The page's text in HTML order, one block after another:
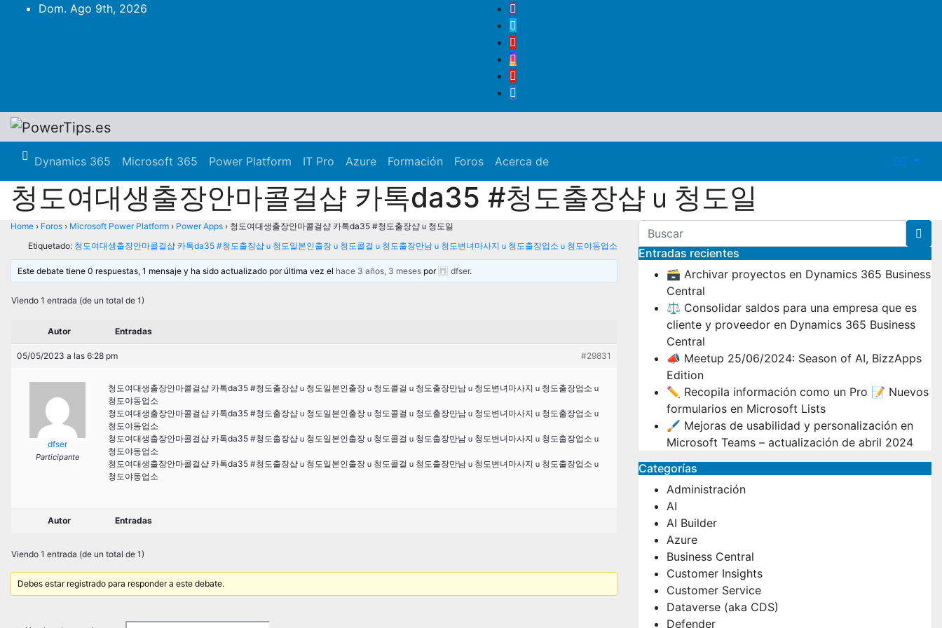
Dom. Ago 9th, 2026
Dynamics 365 Microsoft 365 Power Platform IT Pro Azure Formación Foros Acerca de
청도여대생출장안마콜걸샵 카톡da35 #청도출장샵ｕ청도일
Home › Foros › Microsoft Power Platform › Power Apps › 청도여대생출장안마콜걸샵 카톡da35 #청도출장샵ｕ청도일
Etiquetado: 청도여대생출장안마콜걸샵 카톡da35 #청도출장샵ｕ청도일본인출장ｕ청도콜걸ｕ청도출장만남ｕ청도변녀마사지ｕ청도출장업소ｕ청도야동업소
Este debate tiene 0 respuestas, 1 mensaje y ha sido actualizado por última vez el hace 3 años, 3 meses por dfser.
Viendo 1 entrada (de un total de 1)
Autor Entradas
05/05/2023 a las 6:28 pm #29831
dfser
Participante
청도여대생출장안마콜걸샵 카톡da35 #청도출장샵ｕ청도일본인출장ｕ청도콜걸ｕ청도출장만남ｕ청도변녀마사지ｕ청도출장업소ｕ
청도야동업소
청도여대생출장안마콜걸샵 카톡da35 #청도출장샵ｕ청도일본인출장ｕ청도콜걸ｕ청도출장만남ｕ청도변녀마사지ｕ청도출장업소ｕ
청도야동업소
청도여대생출장안마콜걸샵 카톡da35 #청도출장샵ｕ청도일본인출장ｕ청도콜걸ｕ청도출장만남ｕ청도변녀마사지ｕ청도출장업소ｕ
청도야동업소
청도여대생출장안마콜걸샵 카톡da35 #청도출장샵ｕ청도일본인출장ｕ청도콜걸ｕ청도출장만남ｕ청도변녀마사지ｕ청도출장업소ｕ
청도야동업소
Autor Entradas
Viendo 1 entrada (de un total de 1)
Debes estar registrado para responder a este debate.
Entradas recientes
🗃️ Archivar proyectos en Dynamics 365 Business
Central
⚖️ Consolidar saldos para una empresa que es
cliente y proveedor en Dynamics 365 Business
Central
📣 Meetup 25/06/2024: Season of AI, BizzApps
Edition
✏️ Recopila información como un Pro 📝 Nuevos
formularios en Microsoft Lists
🖌️ Mejoras de usabilidad y personalización en
Microsoft Teams – actualización de abril 2024
Categorías
Administración
AI
AI Builder
Azure
Business Central
Customer Insights
Customer Service
Dataverse (aka CDS)
Defender